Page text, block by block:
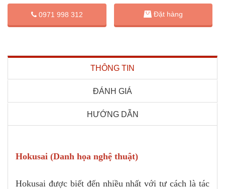
0971 998 312 Đặt hàng
THÔNG TIN
ĐÁNH GIÁ
HƯỚNG DẪN
Hokusai (Danh họa nghệ thuật)
Hokusai được biết đến nhiều nhất với tư cách là tác